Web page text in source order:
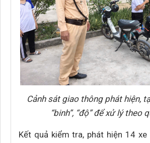
Cảnh sát giao thông phát hiện,
“binh”, “độ” để xử lý theo
Kết quả kiểm tra, phát hiện 14